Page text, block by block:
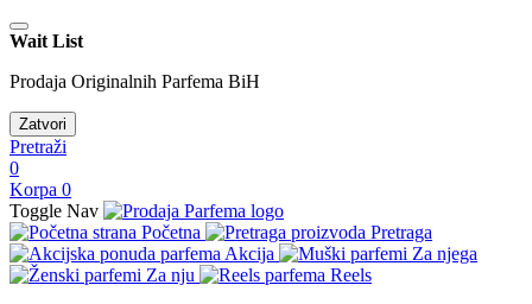
Wait List
Prodaja Originalnih Parfema BiH
Zatvori
Pretraži
0
Korpa 0
Toggle Nav
Početna
Pretraga
Akcija
Za njega
Za nju
Reels